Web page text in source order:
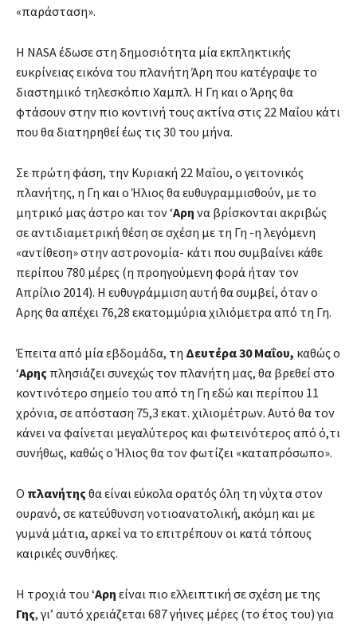
«παράσταση».
Η NASA έδωσε στη δημοσιότητα μία εκπληκτικής
ευκρίνειας εικόνα του πλανήτη Άρη που κατέγραψε το
διαστημικό τηλεσκόπιο Χαμπλ. Η Γη και ο Άρης θα
φτάσουν στην πιο κοντινή τους ακτίνα στις 22 Μαΐου κάτι
που θα διατηρηθεί έως τις 30 του μήνα.
Σε πρώτη φάση, την Κυριακή 22 Μαΐου, ο γειτονικός
πλανήτης, η Γη και ο Ήλιος θα ευθυγραμμισθούν, με το
μητρικό μας άστρο και τον ‘Αρη να βρίσκονται ακριβώς
σε αντιδιαμετρική θέση σε σχέση με τη Γη -η λεγόμενη
«αντίθεση» στην αστρονομία- κάτι που συμβαίνει κάθε
περίπου 780 μέρες (η προηγούμενη φορά ήταν τον
Απρίλιο 2014). H ευθυγράμμιση αυτή θα συμβεί, όταν ο
Αρης θα απέχει 76,28 εκατομμύρια χιλιόμετρα από τη Γη.
Έπειτα από μία εβδομάδα, τη Δευτέρα 30 Μαΐου, καθώς ο
‘Αρης πλησιάζει συνεχώς τον πλανήτη μας, θα βρεθεί στο
κοντινότερο σημείο του από τη Γη εδώ και περίπου 11
χρόνια, σε απόσταση 75,3 εκατ. χιλιομέτρων. Αυτό θα τον
κάνει να φαίνεται μεγαλύτερος και φωτεινότερος από ό,τι
συνήθως, καθώς ο Ήλιος θα τον φωτίζει «καταπρόσωπο».
Ο πλανήτης θα είναι εύκολα ορατός όλη τη νύχτα στον
ουρανό, σε κατεύθυνση νοτιοανατολική, ακόμη και με
γυμνά μάτια, αρκεί να το επιτρέπουν οι κατά τόπους
καιρικές συνθήκες.
Η τροχιά του ‘Αρη είναι πιο ελλειπτική σε σχέση με της
Γης, γι’ αυτό χρειάζεται 687 γήινες μέρες (το έτος του) για